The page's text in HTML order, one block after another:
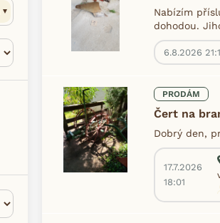
Nabízím
dohodou.
6.8.2026
PRODÁM
Čert na
Dobrý den,
17.7.2026
18:01